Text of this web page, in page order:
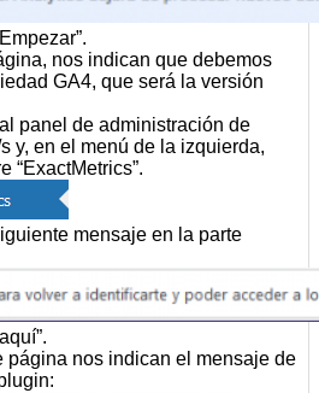
nos indican que debemos
GA4, que será la versión
panel de administración de
y, en el menú de la izquierda,
“ExactMetrics”.
mensaje en la parte
página nos indican el mensaje de